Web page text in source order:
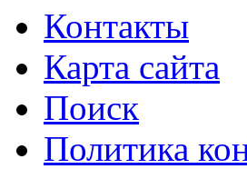
Контакты
Карта сайта
Поиск
Политика